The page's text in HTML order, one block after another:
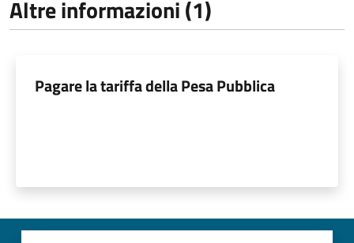
Altre informazioni (1)
Pagare la tariffa della Pesa Pubblica